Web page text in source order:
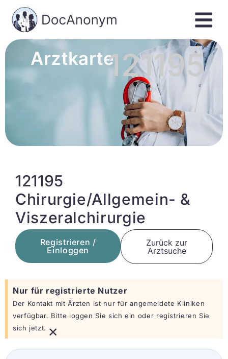
Arztkarte121195
121195
Chirurgie/Allgemein- &
Viszeralchirurgie
Registrieren /
Einloggen
Zurück zur
Arztsuche
Nur für registrierte Nutzer
Der Kontakt mit Ärzten ist nur für angemeldete Kliniken
verfügbar. Bitte loggen Sie sich ein oder registrieren Sie
sich jetzt. ×